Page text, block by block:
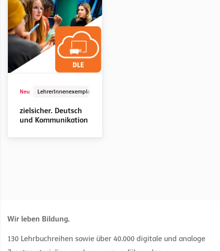
Neu LehrerInnenexemplar
zielsicher. Deutsch
und Kommunikation
und Kommunikation
Dienstleistung und
und Kommunikation
Technische Berufe
und Kommunikation
Technische Berufe
Wir leben Bildung.
130 Lehrbuchreihen sowie über 40.000 digitale und analoge